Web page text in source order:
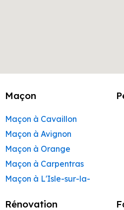
Maçon
Maçon à Cavaillon
Maçon à Avignon
Maçon à Orange
Maçon à Carpentras
Maçon à L'Isle-sur-la-
Maçon à Apt
Rénovation